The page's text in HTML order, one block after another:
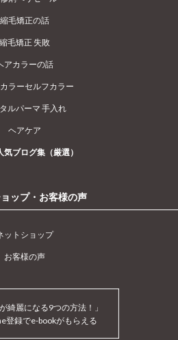
縮毛矯正の話
縮毛矯正 失敗
アカラーの話
ラーセルフカラー
ルパーマ 手入れ
ヘアケア
気ブログ集（厳選）
ップ・お客様の声
ットショップ
お客様の声
が綺麗になる9つの方法！」
登録でe-bookがもらえる